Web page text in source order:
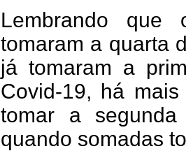
Lembrando que
tomaram a quarta
já tomaram a
Covid-19, há
tomar a
quando somadas